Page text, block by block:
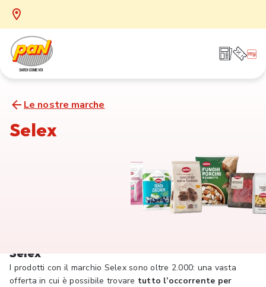
Le nostre marche
Selex
Selex
I prodotti con il marchio Selex sono oltre 2.000: una vasta
offerta in cui è possibile trovare tutto l’occorrente per